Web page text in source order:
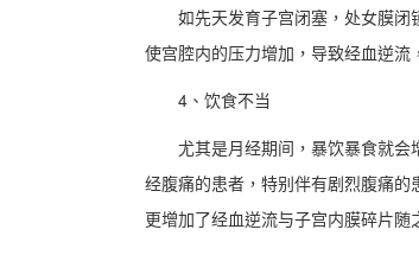
如先天发育子宫闭塞，处女膜闭
使宫腔内的压力增加，导致经血逆流
4、饮食不当
尤其是月经期间，暴饮暴食就会
经腹痛的患者，特别伴有剧烈腹痛
更增加了经血逆流与子宫内膜碎片随